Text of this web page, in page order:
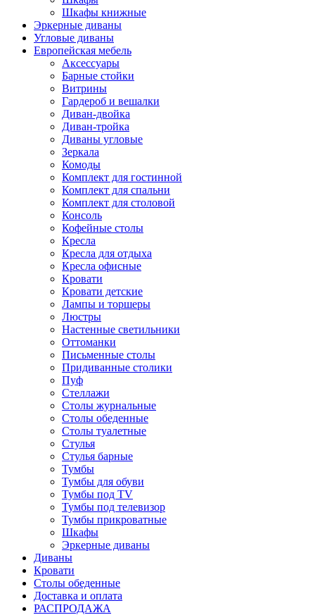
Шкафы книжные
Эркерные диваны
Угловые диваны
Европейская мебель
Аксессуары
Барные стойки
Витрины
Гардероб и вешалки
Диван-двойка
Диван-тройка
Диваны угловые
Зеркала
Комоды
Комплект для гостинной
Комплект для спальни
Комплект для столовой
Консоль
Кофейные столы
Кресла
Кресла для отдыха
Кресла офисные
Кровати
Кровати детские
Лампы и торшеры
Люстры
Настенные светильники
Оттоманки
Письменные столы
Придиванные столики
Пуф
Стеллажи
Столы журнальные
Столы обеденные
Столы туалетные
Стулья
Стулья барные
Тумбы
Тумбы для обуви
Тумбы под TV
Тумбы под телевизор
Тумбы прикроватные
Шкафы
Эркерные диваны
Диваны
Кровати
Столы обеденные
Доставка и оплата
РАСПРОДАЖА